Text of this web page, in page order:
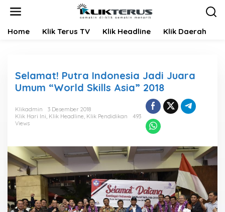
Home Klik Terus TV Klik Headline Klik Daerah
Selamat! Putra Indonesia Jadi Juara
Umum “World Skills Asia” 2018
Klikadmin
3 Desember 2018
Klik Hari Ini, Klik Headline, Klik Pendidikan
493
Views